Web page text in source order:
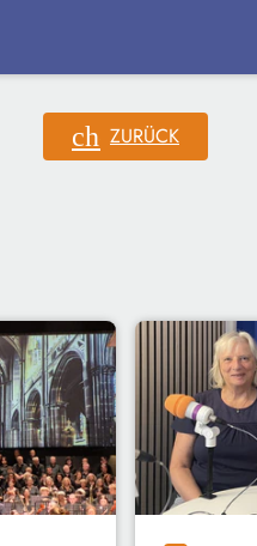
chevron_left
ZURÜCK